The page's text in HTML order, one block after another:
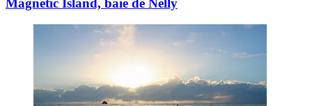
Magnetic Island, baie de Nelly